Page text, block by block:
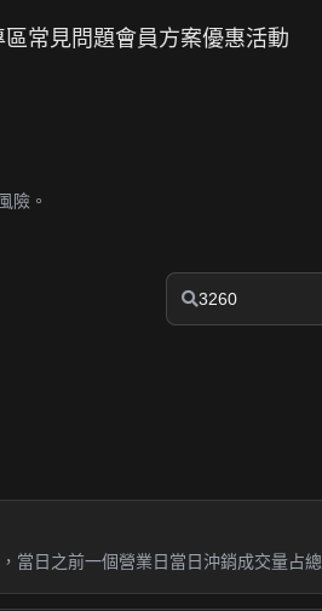
區常見問題會員方案優惠活動
險。
當日之前一個營業日當日沖銷成交量占